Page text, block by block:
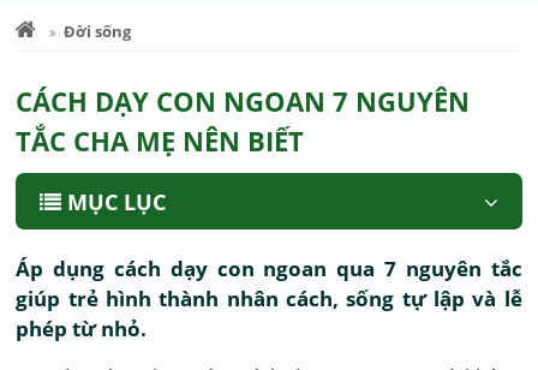
Đời sống
CÁCH DẠY CON NGOAN 7 NGUYÊN
TẮC CHA MẸ NÊN BIẾT
MỤC LỤC
Áp dụng cách dạy con ngoan qua 7 nguyên tắc
giúp trẻ hình thành nhân cách, sống tự lập và lễ
phép từ nhỏ.